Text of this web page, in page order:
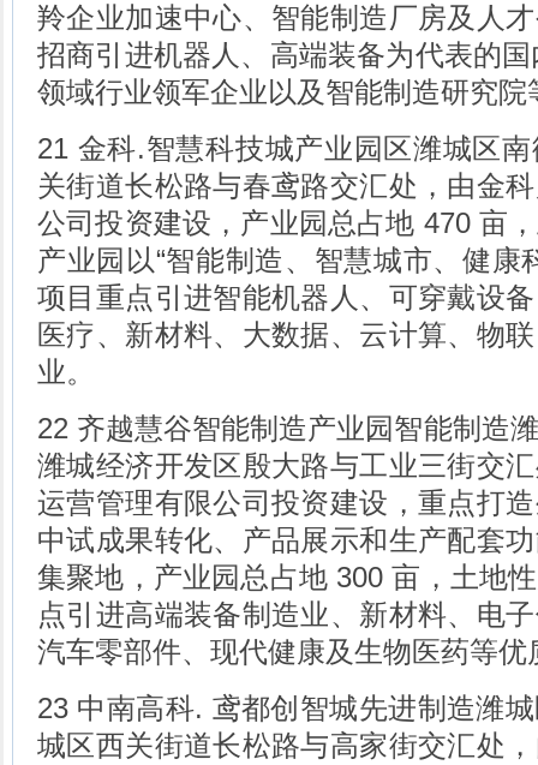
羚企业加速中心、智能制造厂房及人
招商引进机器人、高端装备为代表的
领域行业领军企业以及智能制造研究院
21 金科.智慧科技城产业园区潍城区
关街道长松路与春鸢路交汇处，由金
公司投资建设，产业园总占地 470 亩
产业园以“智能制造、智慧城市、健康
项目重点引进智能机器人、可穿戴设
医疗、新材料、大数据、云计算、物
业。
22 齐越慧谷智能制造产业园智能制造
潍城经济开发区殷大路与工业三街交
运营管理有限公司投资建设，重点打
中试成果转化、产品展示和生产配套
集聚地，产业园总占地 300 亩，土地
点引进高端装备制造业、新材料、电
汽车零部件、现代健康及生物医药等优
23 中南高科. 鸢都创智城先进制造潍
城区西关街道长松路与高家街交汇处